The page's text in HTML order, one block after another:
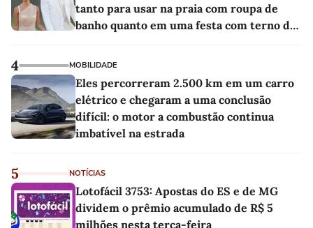
tanto para usar na praia com roupa de
banho quanto em uma festa com terno de
4 MOBILIDADE
Eles percorreram 2.500 km em um carro
elétrico e chegaram a uma conclusão
difícil: o motor a combustão continua
imbatível na estrada
5 NOTÍCIAS
Lotofácil 3753: Apostas do ES e de MG
dividem o prêmio acumulado de R$ 5
milhões nesta terça-feira